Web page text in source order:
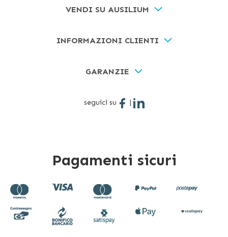
VENDI SU AUSILIUM
INFORMAZIONI CLIENTI
GARANZIE
seguici su |
Pagamenti sicuri